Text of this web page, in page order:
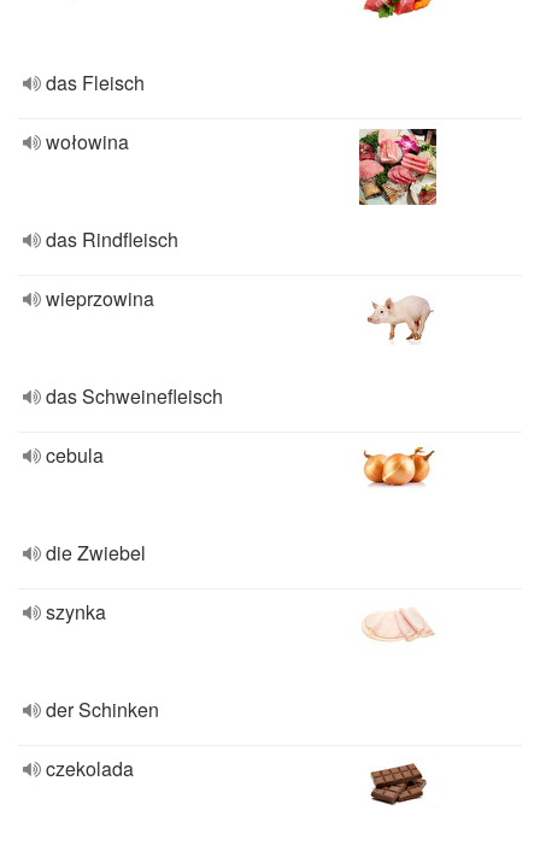
das Fleisch
wołowina
das Rindfleisch
wieprzowina
das Schweinefleisch
cebula
die Zwiebel
szynka
der Schinken
czekolada